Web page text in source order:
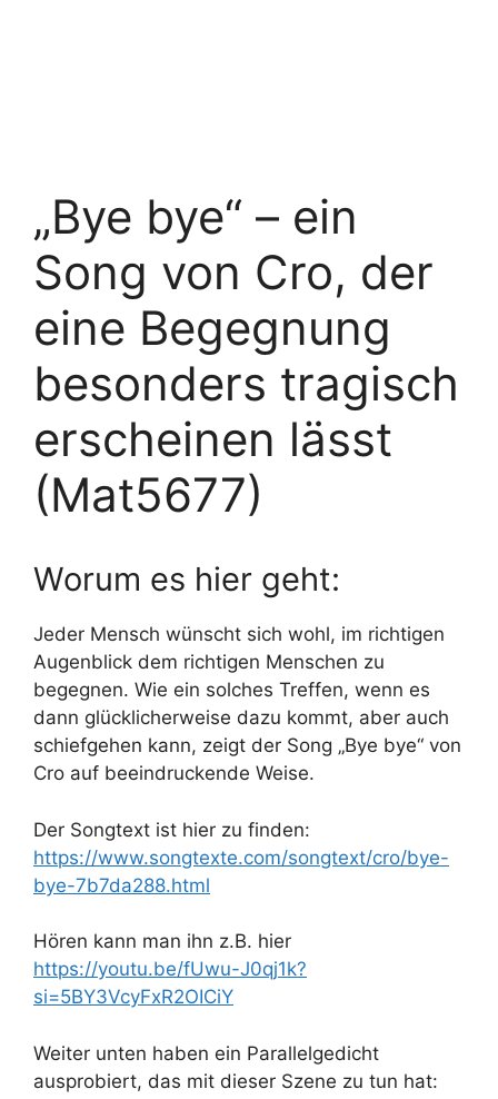
„Bye bye“ – ein
Song von Cro, der
eine Begegnung
besonders tragisch
erscheinen lässt
(Mat5677)
Worum es hier geht:
Jeder Mensch wünscht sich wohl, im richtigen
Augenblick dem richtigen Menschen zu
begegnen. Wie ein solches Treffen, wenn es
dann glücklicherweise dazu kommt, aber auch
schiefgehen kann, zeigt der Song „Bye bye“ von
Cro auf beeindruckende Weise.
Der Songtext ist hier zu finden:
https://www.songtexte.com/songtext/cro/bye-
bye-7b7da288.html
Hören kann man ihn z.B. hier
https://youtu.be/fUwu-J0qj1k?
si=5BY3VcyFxR2OICiY
Weiter unten haben ein Parallelgedicht
ausprobiert, das mit dieser Szene zu tun hat: